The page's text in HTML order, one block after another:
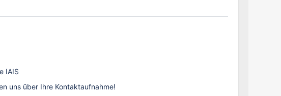
IAIS
uns über Ihre Kontaktaufnahme!